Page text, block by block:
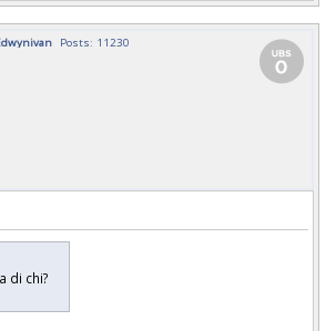
Posts: 11230
di chi?